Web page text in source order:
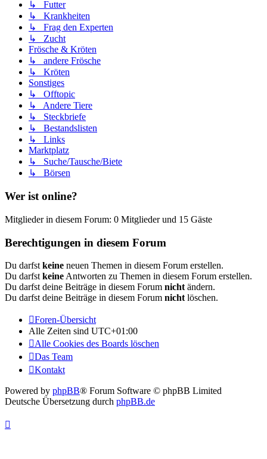
↳ Futter
↳ Krankheiten
↳ Frag den Experten
↳ Zucht
Frösche & Kröten
↳ andere Frösche
↳ Kröten
Sonstiges
↳ Offtopic
↳ Andere Tiere
↳ Steckbriefe
↳ Bestandslisten
↳ Links
Marktplatz
↳ Suche/Tausche/Biete
↳ Börsen
Wer ist online?
Mitglieder in diesem Forum: 0 Mitglieder und 15 Gäste
Berechtigungen in diesem Forum
Du darfst keine neuen Themen in diesem Forum erstellen.
Du darfst keine Antworten zu Themen in diesem Forum erstellen.
Du darfst deine Beiträge in diesem Forum nicht ändern.
Du darfst deine Beiträge in diesem Forum nicht löschen.
Foren-Übersicht
Alle Zeiten sind UTC+01:00
Alle Cookies des Boards löschen
Das Team
Kontakt
Powered by phpBB® Forum Software © phpBB Limited
Deutsche Übersetzung durch phpBB.de